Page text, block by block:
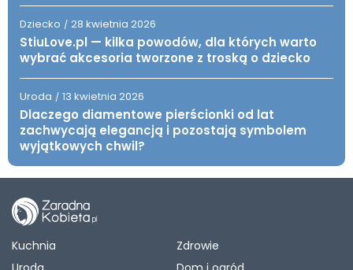
Dziecko / 28 kwietnia 2026
StiuLove.pl — kilka powodów, dla których warto
wybrać akcesoria tworzone z troską o dziecko
Uroda / 13 kwietnia 2026
Dlaczego diamentowe pierścionki od lat
zachwycają elegancją i pozostają symbolem
wyjątkowych chwil?
Kuchnia
Zdrowie